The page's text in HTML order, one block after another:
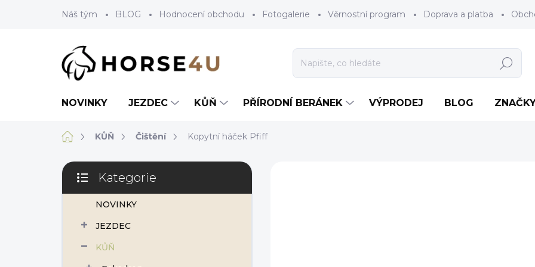
Náš tým BLOG Hodnocení obchodu Fotogalerie Věrnostní program Doprava a platba
Hledat
NOVINKY JEZDEC KŮŇ PŘÍRODNÍ BERÁNEK VÝPRODEJ BLOG
DomůKŮŇ Čištění Kopytní háček Pfiff
P
s
Přeskočit
kategorie
Kategorie
NOVINKY
JEZDEC
KŮŇ